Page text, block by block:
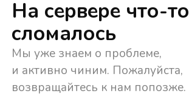
На сервере что-то
сломалось
Мы уже знаем о проблеме,
и активно чиним. Пожалуйста,
возвращайтесь к нам попозже.